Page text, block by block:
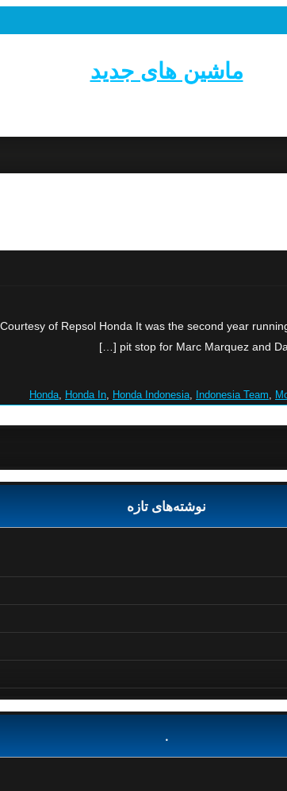
ماشین های جدید
of Repsol Honda It was the second year
pit stop for Marc Marquez and
Honda, Honda In, Honda Indonesia, Indonesia Team,
نوشته‌های تازه
.